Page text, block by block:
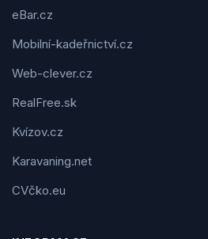
eBar.cz
Mobilní-kadeřnictví.cz
Web-clever.cz
RealFree.sk
Kvízov.cz
Karavaning.net
CVčko.eu